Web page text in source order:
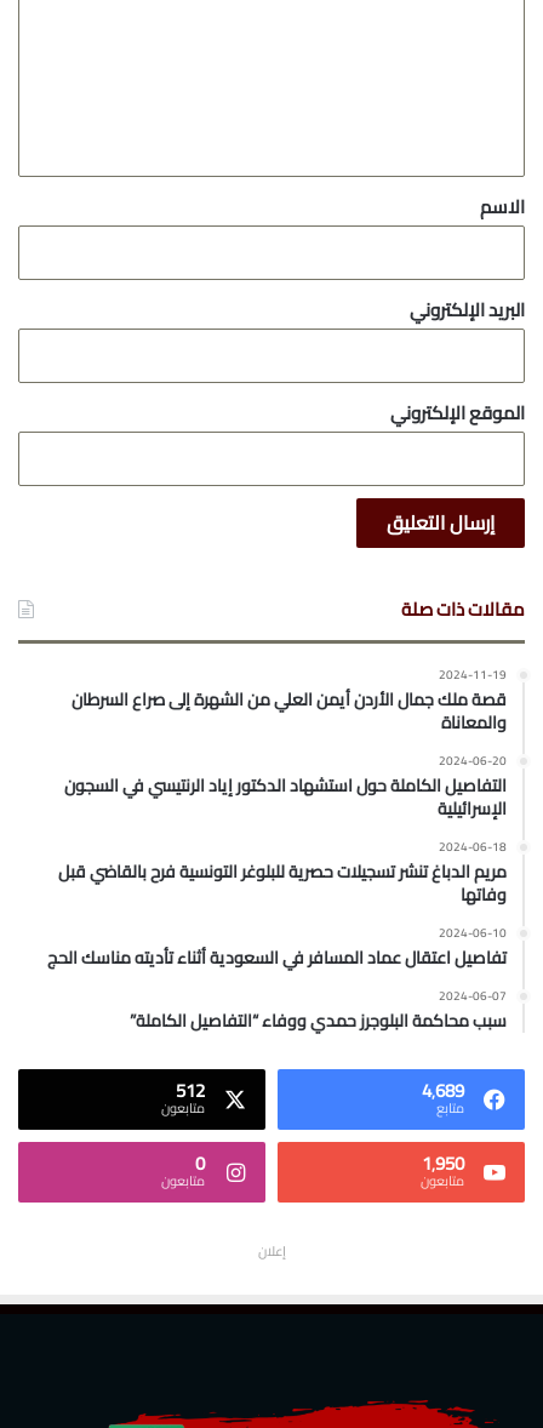
*
الاسم
البريد الإلكتروني
الموقع الإلكتروني
مقالات ذات صلة
2024-11-19
قصة ملك جمال الأردن أيمن العلي من الشهرة إلى صراع السرطان
والمعاناة
2024-06-20
التفاصيل الكاملة حول استشهاد الدكتور إياد الرنتيسي في السجون
الإسرائيلية
2024-06-18
مريم الدباغ تنشر تسجيلات حصرية للبلوغر التونسية فرح بالقاضي قبل
وفاتها
2024-06-10
تفاصيل اعتقال عماد المسافر في السعودية أثناء تأديته مناسك الحج
2024-06-07
سبب محاكمة البلوجرز حمدي ووفاء “التفاصيل الكاملة”
4٬689
متابع 512
متابعون
1٬950
متابعون 0
متابعون
إعلان